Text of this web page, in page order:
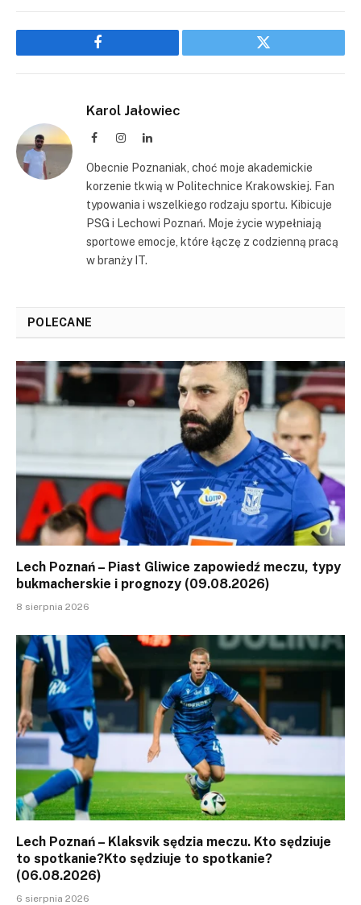
Facebook Twitter
Karol Jałowiec
FacebookInstagramLinkedIn
Obecnie Poznaniak, choć moje akademickie
korzenie tkwią w Politechnice Krakowskiej. Fan
typowania i wszelkiego rodzaju sportu. Kibicuje
PSG i Lechowi Poznań. Moje życie wypełniają
sportowe emocje, które łączę z codzienną pracą
w branży IT.
POLECANE
Lech Poznań – Piast Gliwice zapowiedź meczu, typy
bukmacherskie i prognozy (09.08.2026)
8 sierpnia 2026
Lech Poznań – Klaksvik sędzia meczu. Kto sędziuje
to spotkanie?Kto sędziuje to spotkanie?
(06.08.2026)
6 sierpnia 2026